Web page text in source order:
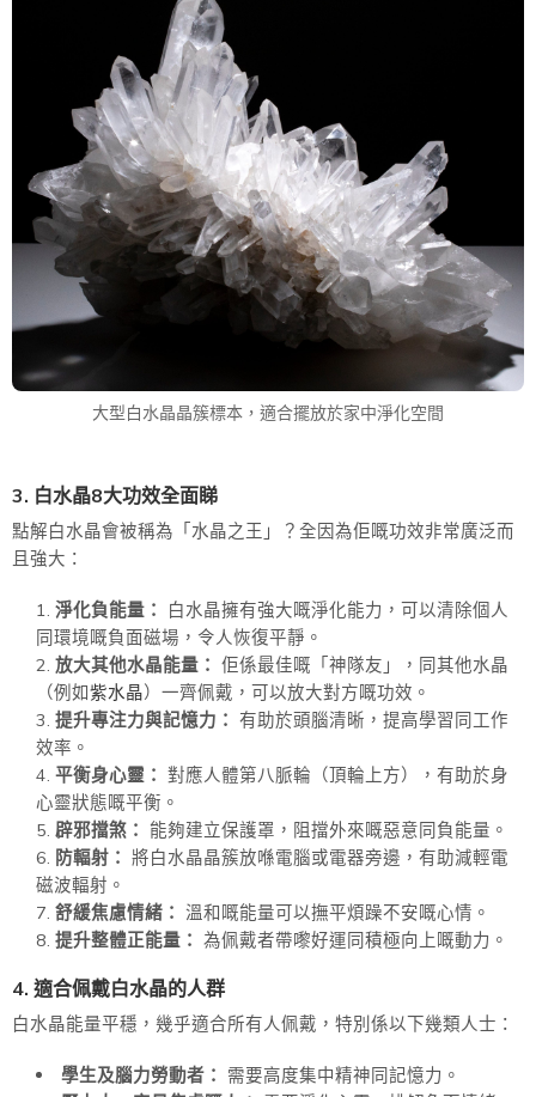
大型白水晶晶簇標本，適合擺放於家中淨化空間
3. 白水晶8大功效全面睇
點解白水晶會被稱為「水晶之王」？全因為佢嘅功效非常廣泛而
且強大：
淨化負能量： 白水晶擁有強大嘅淨化能力，可以清除個人
同環境嘅負面磁場，令人恢復平靜。
放大其他水晶能量： 佢係最佳嘅「神隊友」，同其他水晶
（例如紫水晶）一齊佩戴，可以放大對方嘅功效。
提升專注力與記憶力： 有助於頭腦清晰，提高學習同工作
效率。
平衡身心靈： 對應人體第八脈輪（頂輪上方），有助於身
心靈狀態嘅平衡。
辟邪擋煞： 能夠建立保護罩，阻擋外來嘅惡意同負能量。
防輻射： 將白水晶晶簇放喺電腦或電器旁邊，有助減輕電
磁波輻射。
舒緩焦慮情緒： 溫和嘅能量可以撫平煩躁不安嘅心情。
提升整體正能量： 為佩戴者帶嚟好運同積極向上嘅動力。
4. 適合佩戴白水晶的人群
白水晶能量平穩，幾乎適合所有人佩戴，特別係以下幾類人士：
學生及腦力勞動者： 需要高度集中精神同記憶力。